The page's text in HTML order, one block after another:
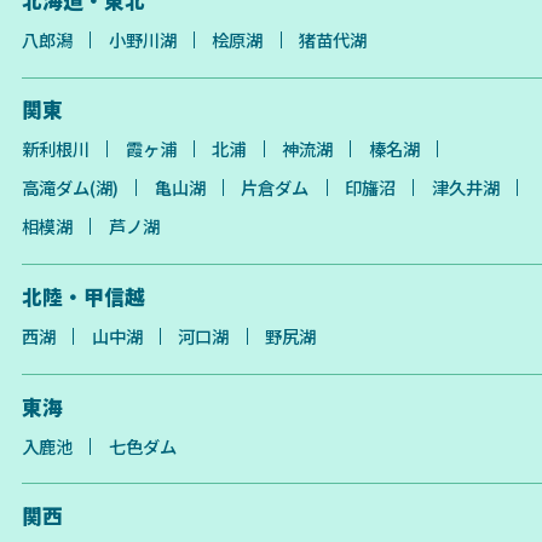
八郎潟 小野川湖 桧原湖 猪苗代湖
関東
新利根川 霞ヶ浦 北浦 神流湖
榛名湖
高滝ダム(湖)
亀山湖 片倉ダム 印旛沼
津久井湖
相模湖
芦ノ湖
北陸・甲信越
西湖 山中湖 河口湖 野尻湖
東海
入鹿池 七色ダム
関西